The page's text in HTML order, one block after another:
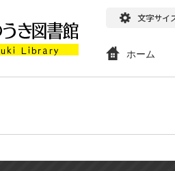
ホーム